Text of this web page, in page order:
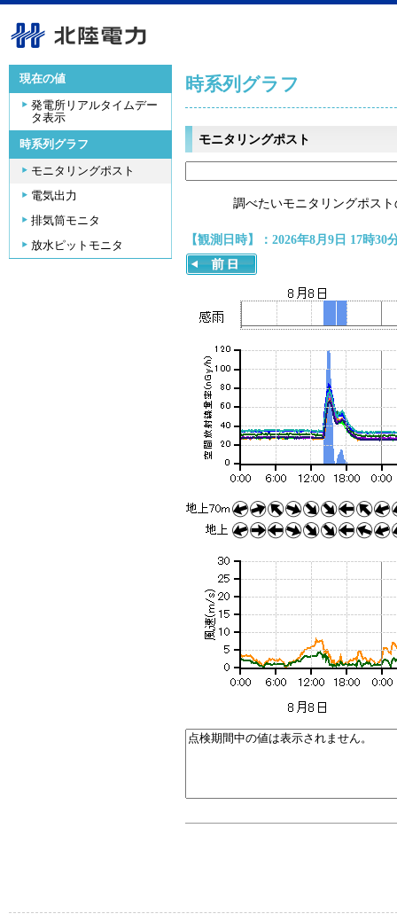
現在の値
発電所リアルタイムデー
タ表示
時系列グラフ
モニタリングポスト
電気出力
排気筒モニタ
放水ピットモニタ
時系列グラフ
モニタリングポスト
調べたいモニタリングポス
【観測日時】：2026年8月9日 17時30